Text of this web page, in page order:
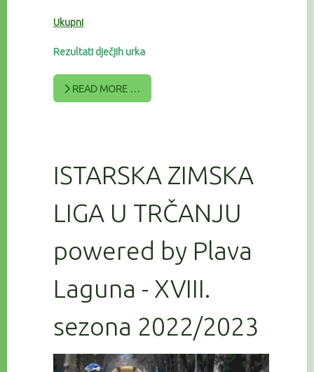
Ukupni
Rezultati dječjih urka
READ MORE …
ISTARSKA ZIMSKA
LIGA U TRČANJU
powered by Plava
Laguna - XVIII.
sezona 2022/2023